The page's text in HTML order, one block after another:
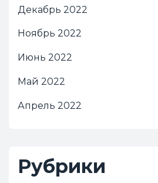
Декабрь 2022
Ноябрь 2022
Июнь 2022
Май 2022
Апрель 2022
Рубрики